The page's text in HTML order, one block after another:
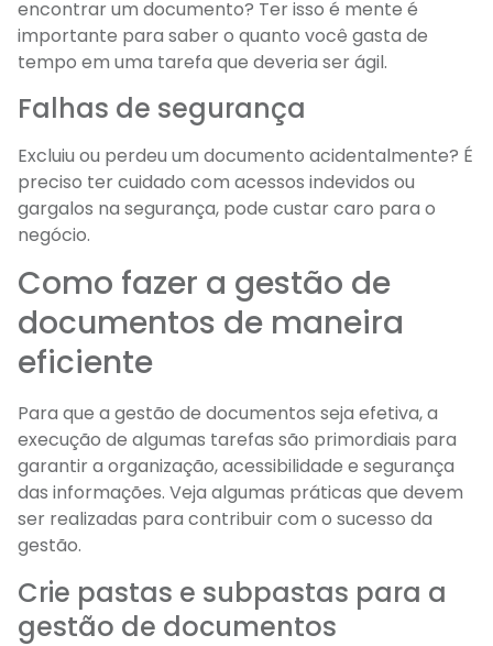
encontrar um documento? Ter isso é mente é
importante para saber o quanto você gasta de
tempo em uma tarefa que deveria ser ágil.
Falhas de segurança
Excluiu ou perdeu um documento acidentalmente? É
preciso ter cuidado com acessos indevidos ou
gargalos na segurança, pode custar caro para o
negócio.
Como fazer a gestão de
documentos de maneira
eficiente
Para que a gestão de documentos seja efetiva, a
execução de algumas tarefas são primordiais para
garantir a organização, acessibilidade e segurança
das informações. Veja algumas práticas que devem
ser realizadas para contribuir com o sucesso da
gestão.
Crie pastas e subpastas para a
gestão de documentos